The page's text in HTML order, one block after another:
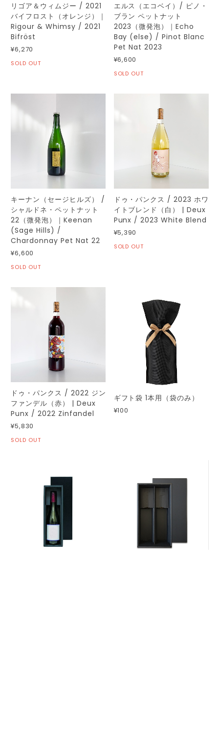
リゴア＆ウィムジー / 2021
バイフロスト（オレンジ）｜
Rigour & Whimsy / 2021
Bifröst
¥6,270
SOLD OUT
エルス（エコベイ）/ ピノ・
ブラン ペットナット
2023（微発泡）｜Echo
Bay (else) / Pinot Blanc
Pet Nat 2023
¥6,600
SOLD OUT
キーナン（セージヒルズ） /
シャルドネ・ペットナット
22（微発泡）｜Keenan
(Sage Hills) /
Chardonnay Pet Nat 22
¥6,600
SOLD OUT
ドゥ・パンクス / 2023 ホワ
イトブレンド（白） | Deux
Punx / 2023 White Blend
¥5,390
SOLD OUT
ドゥ・パンクス / 2022 ジン
ファンデル（赤） | Deux
Punx / 2022 Zinfandel
¥5,830
SOLD OUT
ギフト袋 1本用（袋のみ）
¥100